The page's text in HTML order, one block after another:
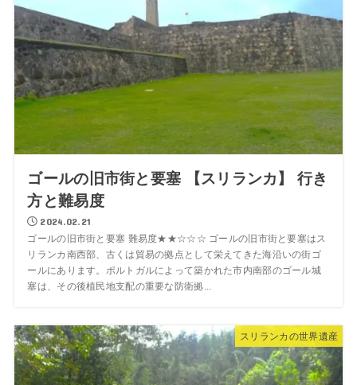
ゴールの旧市街と要塞 【スリランカ】 行き
方と難易度
2024.02.21
ゴールの旧市街と要塞 難易度★★☆☆☆ ゴールの旧市街と要塞はス
リランカ南西部、古くは貿易の拠点として栄えてきた海沿いの街ゴ
ールにあります。ポルトガルによって築かれた市内南部のゴール城
塞は、その後植民地支配の重要な防衛拠...
スリランカの世界遺産